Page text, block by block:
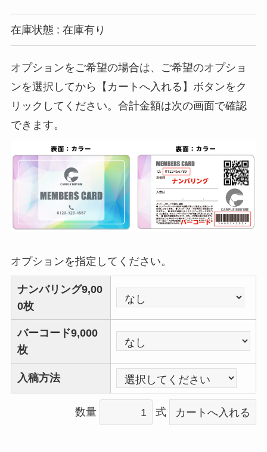
在庫状態 : 在庫有り
オプションをご希望の場合は、ご希望のオプショ
ンを選択してから【カートへ入れる】ボタンをク
リックしてください。合計金額は次の画面で確認
できます。
オプションを指定してください。
ナンバリング9,00
0枚
バーコード9,000
枚
入稿方法
数量 式